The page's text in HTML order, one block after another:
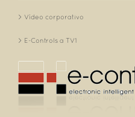
Vídeo corporativo
E-Controls a TV1